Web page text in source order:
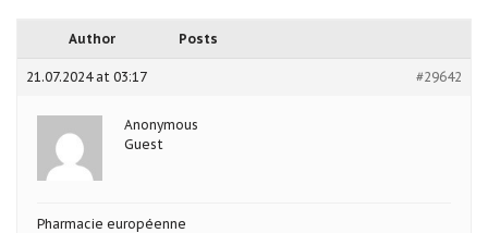
Author Posts
21.07.2024 at 03:17 #29642
Anonymous
Guest
Pharmacie européenne